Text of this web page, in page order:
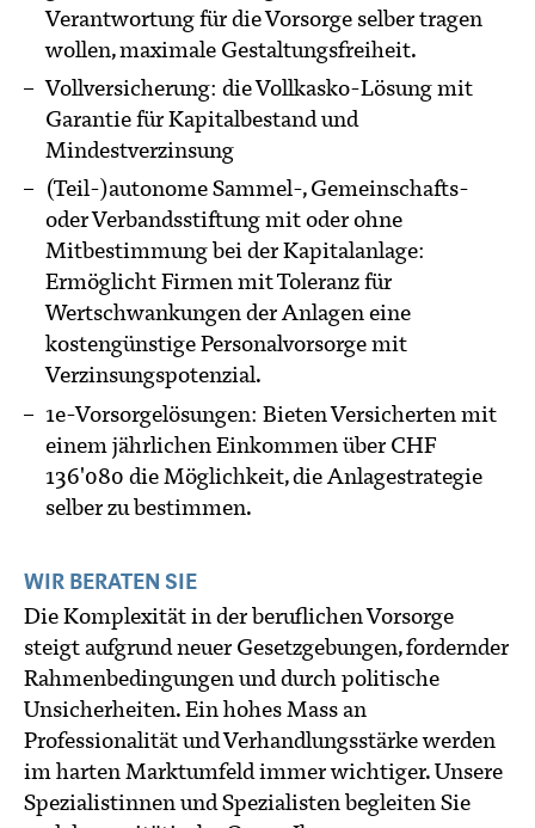
Verantwortung für die Vorsorge selber tragen
wollen, maximale Gestaltungsfreiheit.
Vollversicherung: die Vollkasko-Lösung mit
Garantie für Kapitalbestand und
Mindestverzinsung
(Teil-)autonome Sammel-, Gemeinschafts-
oder Verbandsstiftung mit oder ohne
Mitbestimmung bei der Kapitalanlage:
Ermöglicht Firmen mit Toleranz für
Wertschwankungen der Anlagen eine
kostengünstige Personalvorsorge mit
Verzinsungspotenzial.
1e-Vorsorgelösungen: Bieten Versicherten mit
einem jährlichen Einkommen über CHF
136'080 die Möglichkeit, die Anlagestrategie
selber zu bestimmen.
WIR BERATEN SIE
Die Komplexität in der beruflichen Vorsorge
steigt aufgrund neuer Gesetzgebungen, fordernder
Rahmenbedingungen und durch politische
Unsicherheiten. Ein hohes Mass an
Professionalität und Verhandlungsstärke werden
im harten Marktumfeld immer wichtiger. Unsere
Spezialistinnen und Spezialisten begleiten Sie